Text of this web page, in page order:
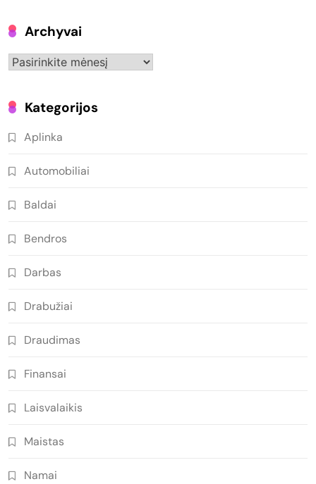
Archyvai
Archyvai
Kategorijos
Aplinka
Automobiliai
Baldai
Bendros
Darbas
Drabužiai
Draudimas
Finansai
Laisvalaikis
Maistas
Namai